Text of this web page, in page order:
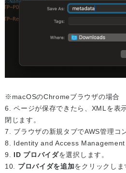
※macOSのChromeブラウザの場合
6. ページが保存できたら、XMLを表
閉じます。
7. ブラウザの新規タブでAWS管理コ
8. Identity and Access Management
9. ID プロバイダを選択します。
10. プロバイダを追加をクリックしま